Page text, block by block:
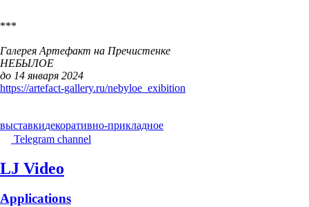
***
Галерея Артефакт на Пречистенке
НЕБЫЛОЕ
до 14 января 2024
https://artefact-gallery.ru/nebyloe_exibition
выставкидекоративно-прикладное
Telegram channel
LJ Video
Applications